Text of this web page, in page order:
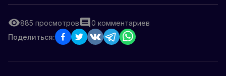
885 просмотров 0 комментариев
Поделиться: